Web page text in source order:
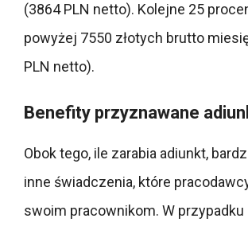
(3864 PLN netto). Kolejne 25
powyżej 7550 złotych brutto
PLN netto).
Benefity przyznawane
Obok tego, ile zarabia adiunkt,
inne świadczenia, które
swoim pracownikom. W